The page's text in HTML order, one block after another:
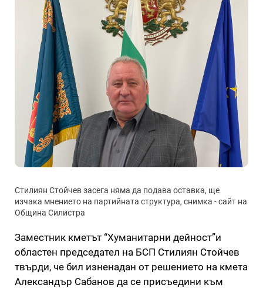
Стилиян Стойчев засега няма да подава оставка, ще
изчака мнението на партийната структура, снимка - сайт на
Община Силистра
Заместник кметът “Хуманитарни дейност”и
областен председател на БСП Стилиян Стойчев
твърди, че бил изненадан от решението на кмета
Александър Сабанов да се присъедини към